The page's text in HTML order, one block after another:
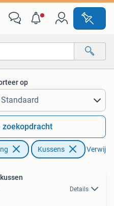
op
zoekopdracht
Kussens
Details